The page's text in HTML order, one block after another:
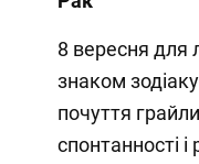
8 вересня для
знаком
почуття
спонтанності